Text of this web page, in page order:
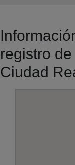
registro
Ciudad